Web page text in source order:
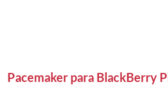
Pacemaker para BlackBerry